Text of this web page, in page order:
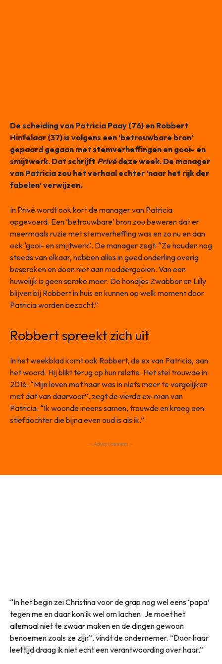
De scheiding van Patricia Paay (76) en Robbert
Hinfelaar (37) is volgens een ‘betrouwbare bron’
gepaard gegaan met stemverheffingen en gooi- en
smijtwerk. Dat schrijft Privédeze week. De manager
van Patricia zou het verhaal echter ‘naar het rijk der
fabelen’ verwijzen.
In Privé wordt ook kort de manager van Patricia
opgevoerd. Een ‘betrouwbare’ bron zou beweren dat er
meermaals ruzie met stemverheffing was en zo nu en dan
ook ‘gooi- en smijtwerk’. De manager zegt: “Ze houden nog
steeds van elkaar, hebben alles in goed onderling overig
besproken en doen niet aan moddergooien. Van een
huwelijk is geen sprake meer. De hondjes Zwabber en Lilly
blijven bij Robbert in huis en kunnen op welk moment door
Patricia worden bezocht.”
Robbert spreekt zich uit
In het weekblad komt ook Robbert, de ex van Patricia, aan
het woord. Hij blikt terug op hun relatie. Het stel trouwde in
2016. “Mijn leven met haar was in niets meer te vergelijken
met dat van daarvoor”, zegt de vierde ex-man van
Patricia. “Ik woonde ineens samen, trouwde en kreeg een
stiefdochter die bijna even oud is als ik.”
- Advertisement -
“In het begin zei Christina voor de grap nog wel eens ‘papa’
tegen me en daar kon ik wel om lachen. Je moet het
allemaal niet te zwaar maken en de dingen gewoon
benoemen zoals ze zijn”, vindt de ondernemer. “Door haar
leeftijd draag ik niet echt een verantwoording over haar.”